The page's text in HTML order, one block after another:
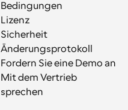
Bedingungen
Lizenz
Sicherheit
Änderungsprotokoll
Fordern Sie eine Demo an
Mit dem Vertrieb
sprechen